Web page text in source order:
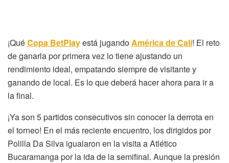
¡QuéCopa BetPlayestá jugando América de Cali! El reto
de ganarla por primera vez lo tiene ajustando un
rendimiento ideal, empatando siempre de visitante y
ganando de local. Es lo que deberá hacer ahora para ir a
la final.
¡Ya son 5 partidos consecutivos sin conocer la derrota en
el torneo! En el más reciente encuentro, los dirigidos por
Polilla Da Silva igualaron en la visita a Atlético
Bucaramanga por la ida de la semifinal. Aunque la presión